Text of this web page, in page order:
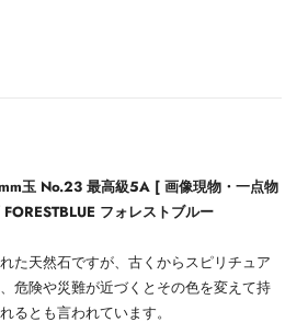
玉 No.23 最高級5A [ 画像現物・一点物
フォレストブルー
た天然石ですが、古くからスピリチュア
危険や災難が近づくとその色を変えて持
るとも言われています。